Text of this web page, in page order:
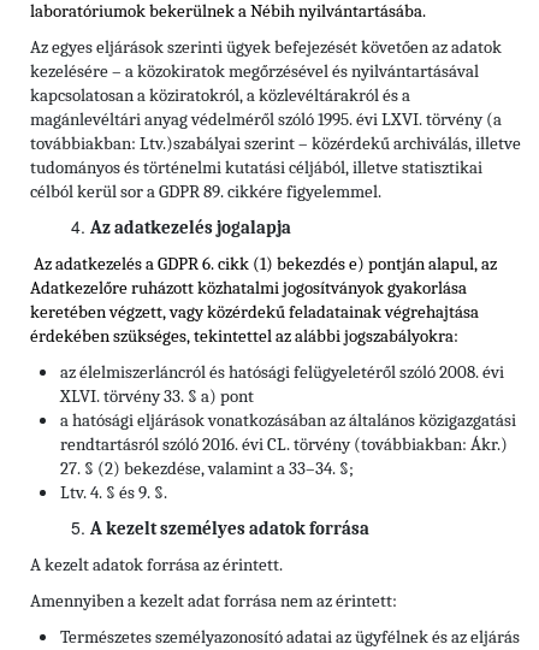
laboratóriumok bekerülnek a Nébih nyilvántartásába.
Az egyes eljárások szerinti ügyek befejezését követően az adatok
kezelésére – a közokiratok megőrzésével és nyilvántartásával
kapcsolatosan a köziratokról, a közlevéltárakról és a
magánlevéltári anyag védelméről szóló 1995. évi LXVI. törvény (a
továbbiakban: Ltv.)szabályai szerint – közérdekű archiválás, illetve
tudományos és történelmi kutatási céljából, illetve statisztikai
célból kerül sor a GDPR 89. cikkére figyelemmel.
Az adatkezelés jogalapja
Az adatkezelés a GDPR 6. cikk (1) bekezdés e) pontján alapul, az
Adatkezelőre ruházott közhatalmi jogosítványok gyakorlása
keretében végzett, vagy közérdekű feladatainak végrehajtása
érdekében szükséges, tekintettelaz alábbi jogszabályokra:
az élelmiszerláncról és hatósági felügyeletéről szóló 2008. évi
XLVI. törvény 33. § a) pont
a hatósági eljárások vonatkozásában az általános közigazgatási
rendtartásról szóló 2016. évi CL. törvény (továbbiakban: Ákr.)
27. § (2) bekezdése, valamint a 33–34. §;
Ltv. 4. § és 9. §.
A kezelt személyes adatok forrása
A kezelt adatok forrása az érintett.
Amennyiben a kezelt adat forrása nem az érintett:
Természetes személyazonosító adatai az ügyfélnek és az eljárás